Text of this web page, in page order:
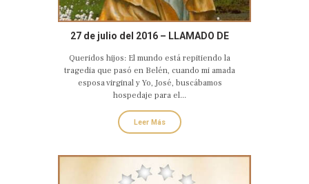
27 de julio del 2016 – LLAMADO DE
AMANTE CORAZÓN DE SAN JOSÉ
Queridos hijos: El mundo está repitiendo la
tragedia que pasó en Belén, cuando mi amada
esposa virginal y Yo, José, buscábamos
hospedaje para el...
Leer Más